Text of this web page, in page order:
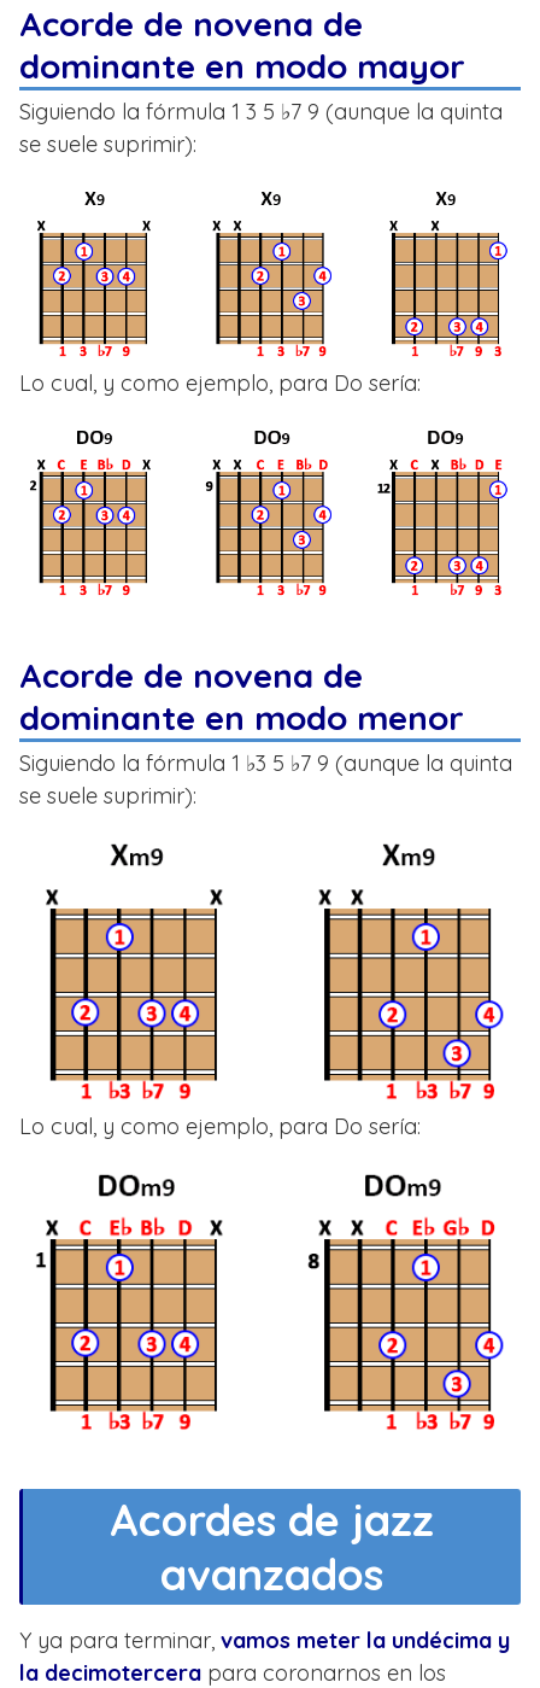
Acorde de novena de
dominante en modo mayor
Siguiendo la fórmula 1 3 5 ♭7 9 (aunque la quinta
se suele suprimir):
Lo cual, y como ejemplo, para Do sería:
Acorde de novena de
dominante en modo menor
Siguiendo la fórmula 1 ♭3 5 ♭7 9 (aunque la quinta
se suele suprimir):
Lo cual, y como ejemplo, para Do sería:
Acordes de jazz
avanzados
Y ya para terminar, vamos meter la undécima y
la decimotercera para coronarnos en los